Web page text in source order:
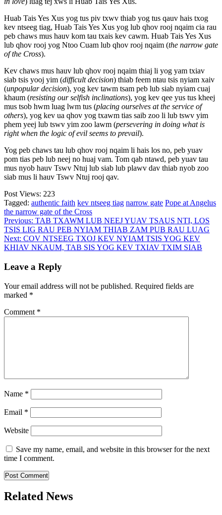
Huab Tais Yes Xus yog tus piv txwv thiab yog tus qauv hais txog
kev ntseeg tiag, Huab Tais Yes Xus yog lub qhov rooj nqaim cia rau
peb chaws mus hauv kom tau txais kev cawm. Huab Tais Yes Xus
lub qhov rooj yog Ntoo Cuam lub qhov rooj nqaim (the narrow gate
of the Cross).
Kev chaws mus hauv lub qhov rooj nqaim thiaj li yog yam txiav
siab tsis yooj yim (difficult decision) thiab feem ntau tsis nyiam xaiv
(unpopular decision), yog kev tawm tsam peb lub siab nyiam cuaj
khaum (resisting our selfish inclinations), yog kev qee yus tus kheej
mus tsob hwm luag lwm tus (placing ourselves at the service of
others), yog kev ua qhov yog txawm tias saib zoo li lub tswv yim
phem yeej lub tswv yim zoo lawm (persevering in doing what is
right when the logic of evil seems to prevail).
Yog peb chaws tau lub qhov rooj nqaim li hais los no, peb yuav
pom tias peb lub neej no huaj vam. Tom qab ntawd, peb yuav tau
mus nyob hauv Tswv Ntuj lub siab lub plawv dav thiab nyob zoo
siab mus li hauv Tswv Ntuj rooj qav.
Post Views: 223
Tagged: authentic faith kev ntseeg tiag narrow gate Pope at Angelus
the narrow gate of the Cross
Post
navigation
Previous: TAB TXAWM LUB NEEJ YUAV TSAUS NTI, LOS
TSIS LIG RAU PEB NYIAM THIAB ZAM PUB RAU LUAG
Next: COV NTSEEG TXOJ KEV NYIAM TSIS YOG KEV
KHIAV NKAUM, TAB SIS YOG KEV TXIAV TXIM SIAB
Leave a Reply
Your email address will not be published. Required fields are
marked *
Comment *
Name *
Email *
Website
Save my name, email, and website in this browser for the next
time I comment.
Related News